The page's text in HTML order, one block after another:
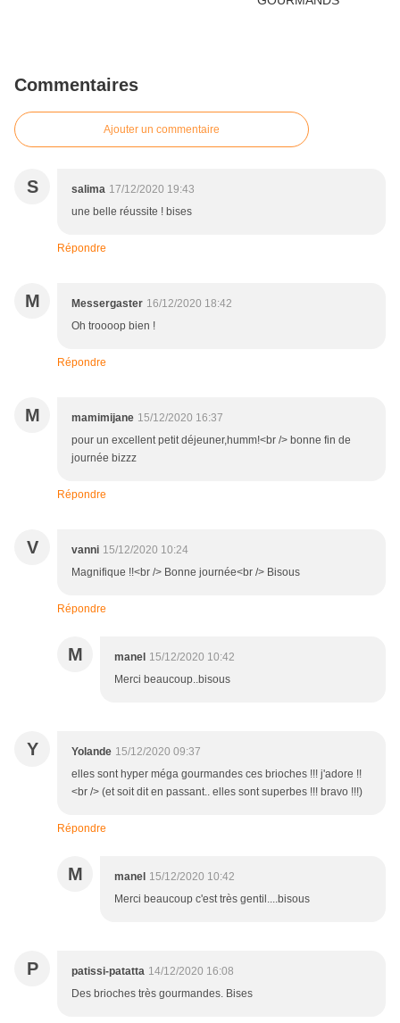
Commentaires
Ajouter un commentaire
S salima 17/12/2020 19:43
une belle réussite ! bises
Répondre
M Messergaster 16/12/2020 18:42
Oh troooop bien !
Répondre
M mamimijane 15/12/2020 16:37
pour un excellent petit déjeuner,humm!<br /> bonne fin de
journée bizzz
Répondre
V vanni 15/12/2020 10:24
Magnifique !!<br /> Bonne journée<br /> Bisous
Répondre
M manel 15/12/2020 10:42
Merci beaucoup..bisous
Y Yolande 15/12/2020 09:37
elles sont hyper méga gourmandes ces brioches !!! j'adore !!
<br /> (et soit dit en passant.. elles sont superbes !!! bravo !!!)
Répondre
M manel 15/12/2020 10:42
Merci beaucoup c'est très gentil....bisous
P patissi-patatta 14/12/2020 16:08
Des brioches très gourmandes. Bises